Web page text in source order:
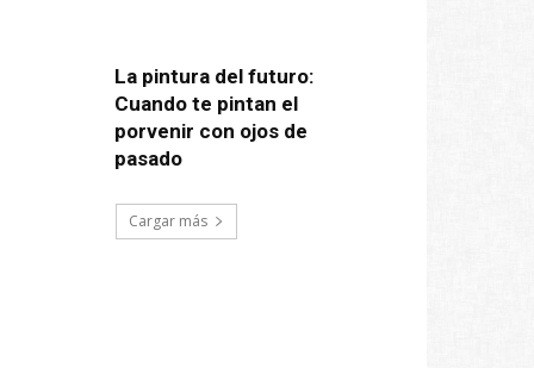
La pintura del futuro:
Cuando te pintan el
porvenir con ojos de
pasado
Cargar más